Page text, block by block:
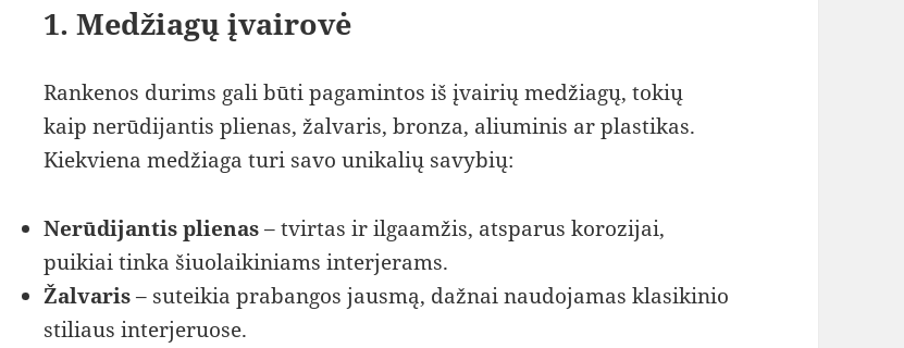
1.Medžiagų įvairovė
Rankenos durims gali būti pagamintos iš įvairių medžiagų, tokių
kaip nerūdijantis plienas, žalvaris, bronza, aliuminis ar plastikas.
Kiekviena medžiaga turi savo unikalių savybių:
Nerūdijantis plienas– tvirtas ir ilgaamžis, atsparus korozijai,
puikiai tinka šiuolaikiniams interjerams.
Žalvaris– suteikia prabangos jausmą, dažnai naudojamas klasikinio
stiliaus interjeruose.